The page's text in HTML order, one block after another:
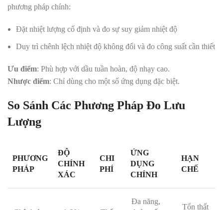
phương pháp chính:
Đặt nhiệt lượng cố định và đo sự suy giảm nhiệt độ
Duy trì chênh lệch nhiệt độ không đổi và đo công suất cần thiết
Ưu điểm: Phù hợp với dầu tuần hoàn, độ nhạy cao.
Nhược điểm: Chỉ dùng cho một số ứng dụng đặc biệt.
So Sánh Các Phương Pháp Đo Lưu
Lượng
PHƯƠNG
PHÁP
ĐỘ
CHÍNH
XÁC
CHI
PHÍ
ỨNG
DỤNG
CHÍNH
HẠN
CHẾ
Đa năng,
Tổn thất